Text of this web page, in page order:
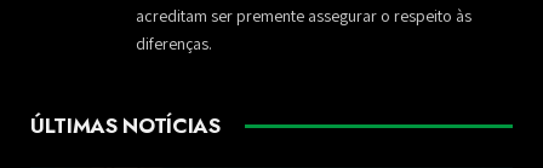
acreditam ser premente assegurar o respeito às
diferenças.
ÚLTIMAS NOTÍCIAS